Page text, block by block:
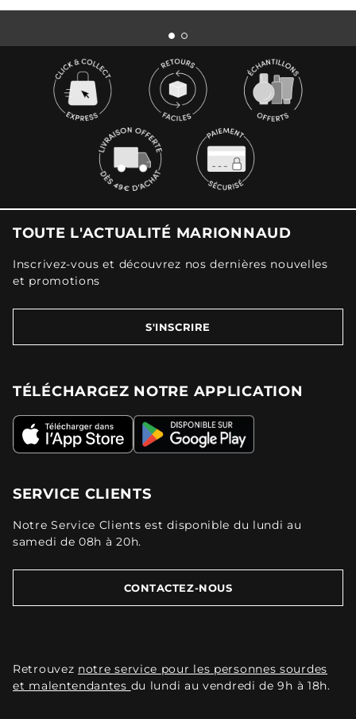
TOUTE L'ACTUALITÉ MARIONNAUD
Inscrivez-vous et découvrez nos dernières nouvelles
et promotions
S'INSCRIRE
TÉLÉCHARGEZ NOTRE APPLICATION
SERVICE CLIENTS
Notre Service Clients est disponible du lundi au
samedi de 08h à 20h.
CONTACTEZ-NOUS
Retrouvez notre service pour les personnes sourdes
et malentendantes du lundi au vendredi de 9h à 18h.